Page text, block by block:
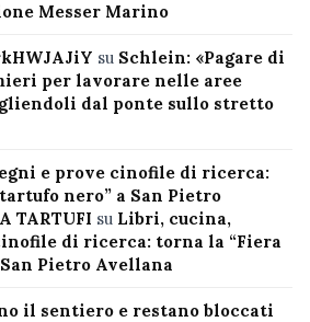
Messer Marino
su Schlein: «Pagare di
per lavorare nelle aree
dal ponte sullo stretto
e prove cinofile di ricerca:
nero” a San Pietro
TARTUFI su Libri, cucina,
di ricerca: torna la “Fiera
Pietro Avellana
il sentiero e restano bloccati